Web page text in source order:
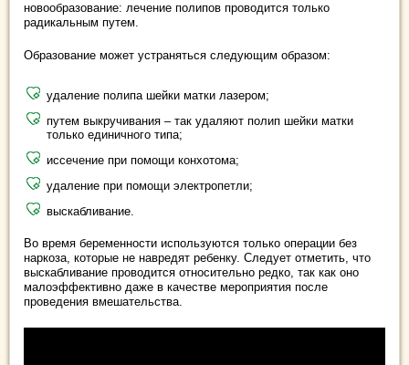
новообразование: лечение полипов проводится только
радикальным путем.
Образование может устраняться следующим образом:
удаление полипа шейки матки лазером;
путем выкручивания – так удаляют полип шейки матки
только единичного типа;
иссечение при помощи конхотома;
удаление при помощи электропетли;
выскабливание.
Во время беременности используются только операции без
наркоза, которые не навредят ребенку. Следует отметить, что
выскабливание проводится относительно редко, так как оно
малоэффективно даже в качестве мероприятия после
проведения вмешательства.